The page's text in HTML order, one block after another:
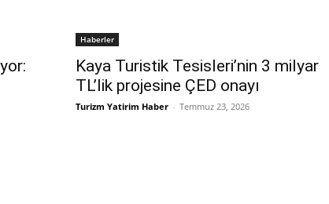
Haberler
Kaya Turistik Tesisleri’nin 3 milyar
TL’lik projesine ÇED onayı
Turizm Yatirim Haber - Temmuz 23, 2026